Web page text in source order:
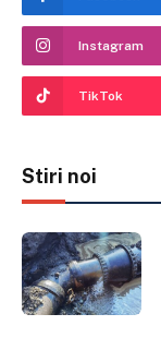
Instagram
TikTok
Stiri noi